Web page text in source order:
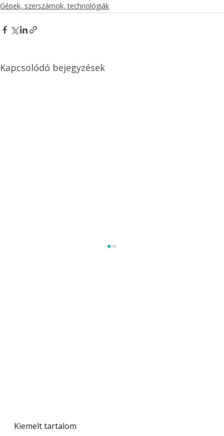
Kiemelt tartalom
Gépek, szerszámok, technológiák
Kapcsolódó bejegyzések